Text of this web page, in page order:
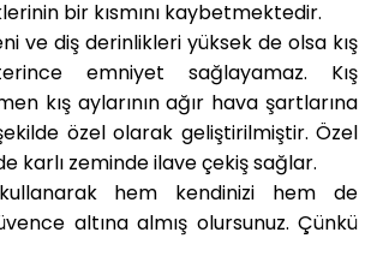
bir kısmını kaybetmektedir.
ve diş derinlikleri yüksek de olsa kış
emniyet sağlayamaz. Kış
kış aylarının ağır hava şartlarına
özel olarak geliştirilmiştir. Özel
karlı zeminde ilave çekiş sağlar.
hem kendinizi hem de
altına almış olursunuz. Çünkü